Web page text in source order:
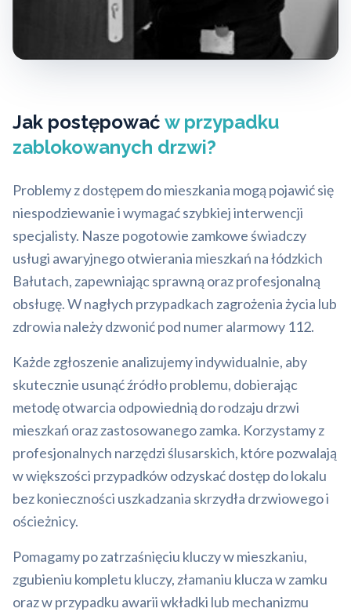
Jak postępować w przypadku
zablokowanych drzwi?
Problemy z dostępem do mieszkania mogą pojawić się
niespodziewanie i wymagać szybkiej interwencji
specjalisty. Nasze pogotowie zamkowe świadczy
usługi awaryjnego otwierania mieszkań na łódzkich
Bałutach, zapewniając sprawną oraz profesjonalną
obsługę. W nagłych przypadkach zagrożenia życia lub
zdrowia należy dzwonić pod numer alarmowy 112.
Każde zgłoszenie analizujemy indywidualnie, aby
skutecznie usunąć źródło problemu, dobierając
metodę otwarcia odpowiednią do rodzaju drzwi
mieszkań oraz zastosowanego zamka. Korzystamy z
profesjonalnych narzędzi ślusarskich, które pozwalają
w większości przypadków odzyskać dostęp do lokalu
bez konieczności uszkadzania skrzydła drzwiowego i
ościeżnicy.
Pomagamy po zatrzaśnięciu kluczy w mieszkaniu,
zgubieniu kompletu kluczy, złamaniu klucza w zamku
oraz w przypadku awarii wkładki lub mechanizmu